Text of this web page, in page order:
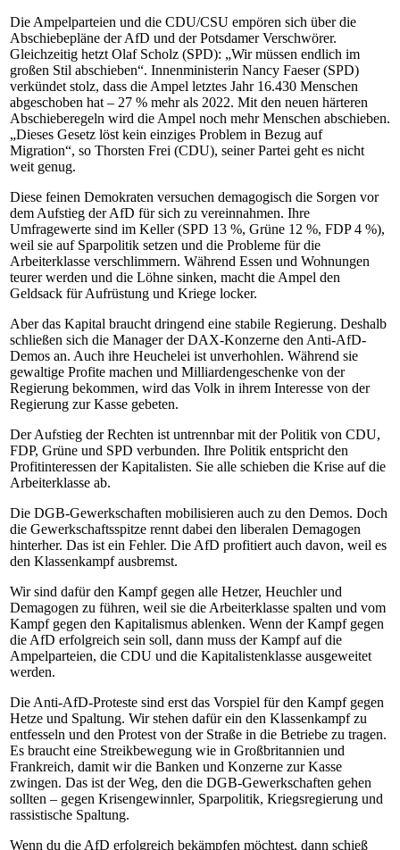
Die Ampelparteien und die CDU/CSU empören sich über die
Abschiebepläne der AfD und der Potsdamer Verschwörer.
Gleichzeitig hetzt Olaf Scholz (SPD): „Wir müssen endlich im
großen Stil abschieben“. Innenministerin Nancy Faeser (SPD)
verkündet stolz, dass die Ampel letztes Jahr 16.430 Menschen
abgeschoben hat – 27 % mehr als 2022. Mit den neuen härteren
Abschieberegeln wird die Ampel noch mehr Menschen abschieben.
„Dieses Gesetz löst kein einziges Problem in Bezug auf
Migration“, so Thorsten Frei (CDU), seiner Partei geht es nicht
weit genug.
Diese feinen Demokraten versuchen demagogisch die Sorgen vor
dem Aufstieg der AfD für sich zu vereinnahmen. Ihre
Umfragewerte sind im Keller (SPD 13 %, Grüne 12 %, FDP 4 %),
weil sie auf Sparpolitik setzen und die Probleme für die
Arbeiterklasse verschlimmern. Während Essen und Wohnungen
teurer werden und die Löhne sinken, macht die Ampel den
Geldsack für Aufrüstung und Kriege locker.
Aber das Kapital braucht dringend eine stabile Regierung. Deshalb
schließen sich die Manager der DAX-Konzerne den Anti-AfD-
Demos an. Auch ihre Heuchelei ist unverhohlen. Während sie
gewaltige Profite machen und Milliardengeschenke von der
Regierung bekommen, wird das Volk in ihrem Interesse von der
Regierung zur Kasse gebeten.
Der Aufstieg der Rechten ist untrennbar mit der Politik von CDU,
FDP, Grüne und SPD verbunden. Ihre Politik entspricht den
Profitinteressen der Kapitalisten. Sie alle schieben die Krise auf die
Arbeiterklasse ab.
Die DGB-Gewerkschaften mobilisieren auch zu den Demos. Doch
die Gewerkschaftsspitze rennt dabei den liberalen Demagogen
hinterher. Das ist ein Fehler. Die AfD profitiert auch davon, weil es
den Klassenkampf ausbremst.
Wir sind dafür den Kampf gegen alle Hetzer, Heuchler und
Demagogen zu führen, weil sie die Arbeiterklasse spalten und vom
Kampf gegen den Kapitalismus ablenken. Wenn der Kampf gegen
die AfD erfolgreich sein soll, dann muss der Kampf auf die
Ampelparteien, die CDU und die Kapitalistenklasse ausgeweitet
werden.
Die Anti-AfD-Proteste sind erst das Vorspiel für den Kampf gegen
Hetze und Spaltung. Wir stehen dafür ein den Klassenkampf zu
entfesseln und den Protest von der Straße in die Betriebe zu tragen.
Es braucht eine Streikbewegung wie in Großbritannien und
Frankreich, damit wir die Banken und Konzerne zur Kasse
zwingen. Das ist der Weg, den die DGB-Gewerkschaften gehen
sollten – gegen Krisengewinnler, Sparpolitik, Kriegsregierung und
rassistische Spaltung.
Wenn du die AfD erfolgreich bekämpfen möchtest, dann schieß